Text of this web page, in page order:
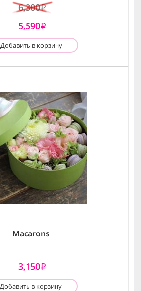
6,300i
5,590i
Добавить в корзину
Macarons
3,150i
Добавить в корзину